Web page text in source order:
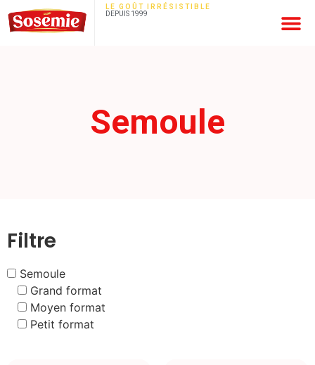
LE GOÛT IRRÉSISTIBLE
DEPUIS 1999
Semoule
Filtre
Semoule
Grand format
Moyen format
Petit format